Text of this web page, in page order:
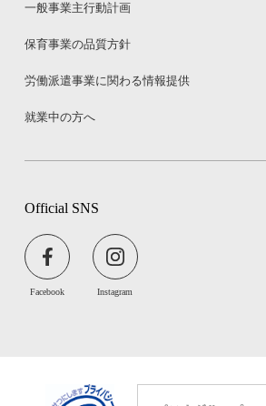
Official SNS
Facebook Instagram
一般事業主行動計画
保育事業の品質方針
労働派遣事業に関わる情報提供
就業中の方へ